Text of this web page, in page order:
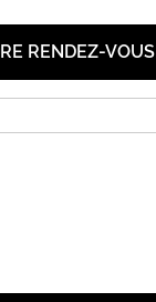
RENDEZ-VOUS